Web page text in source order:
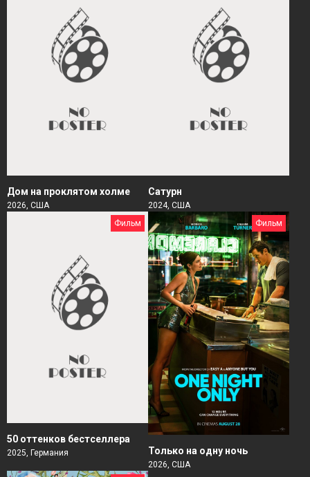
Дом на проклятом холме
2026, США
Сатурн
2024, США
Фильм
50 оттенков бестселлера
2025, Германия
Фильм
Только на одну ночь
2026, США